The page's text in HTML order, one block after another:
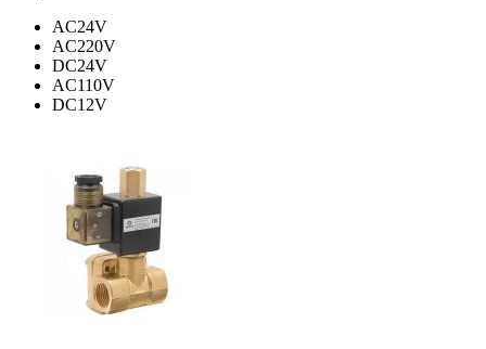
AC24V
AC220V
DC24V
AC110V
DC12V